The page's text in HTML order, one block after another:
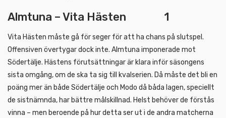
Almtuna – Vita Hästen 1
Vita Hästen måste gå för seger för att ha chans på slutspel.
Offensiven övertygar dock inte. Almtuna imponerade mot
Södertälje. Hästens förutsättningar är klara inför säsongens
sista omgång, om de ska ta sig till kvalserien. Då måste det bli en
poäng mer än både Södertälje och Modo då båda lagen, speciellt
de sistnämnda, har bättre målskillnad. Helst behöver de förstås
vinna – men beroende på hur detta ser ut i de andra matcherna